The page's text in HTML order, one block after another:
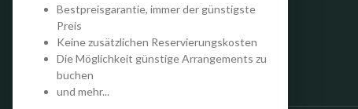
Bestpreisgarantie, immer der günstigste
Preis
Keine zusätzlichen Reservierungskosten
Die Möglichkeit günstige Arrangements zu
buchen
und mehr...